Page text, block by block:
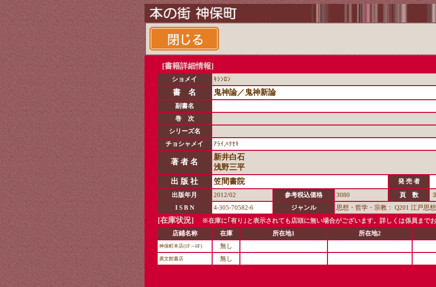
[書籍詳細情報]
ショメイ ｷｼﾝﾛﾝ
書 名 鬼神論／鬼神新論
副書名
巻 次
シリーズ名
チョシャメイ
ｱﾗｲ,ﾊｸｾｷ
著 者 名
新井白石
浅野三平
出 版 社
笠間書院
発 売 者
出版年月
2012/02 参考税込価格 3080 頁 数
I S B N
4-305-70582-6 ジャンル 思想・哲学・宗教： Q201 江戸思想
[在庫状況]
※在庫に｢有り｣と表示されても店頭に無い場合がございます。詳しくは係員まで
店鋪名称
在庫 所在地1 所在地2
神保町本店(1F～6F) 無し
廣文館書店 無し